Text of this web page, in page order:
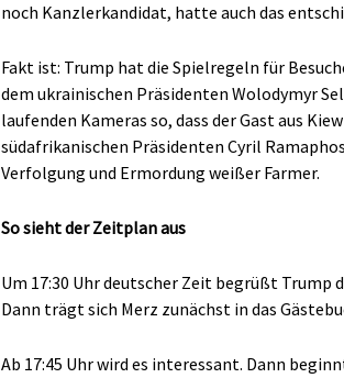
noch Kanzlerkandidat, hatte auch das
Fakt ist: Trump hat die Spielregeln für
dem ukrainischen Präsidenten Wolodymyr
laufenden Kameras so, dass der Gast aus
südafrikanischen Präsidenten Cyril
Verfolgung und Ermordung weißer Farmer.
So sieht der Zeitplan aus
Um 17:30 Uhr deutscher Zeit begrüßt Trump
Dann trägt sich Merz zunächst in das
Ab 17:45 Uhr wird es interessant. Dann